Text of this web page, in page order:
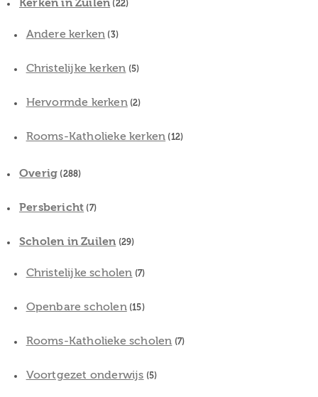
(22)
Andere kerken (3)
Christelijke kerken (5)
Hervormde kerken(2)
Rooms-Katholieke kerken (12)
Overig (288)
Persbericht (7)
Scholen in Zuilen (29)
Christelijke scholen (7)
Openbare scholen(15)
Rooms-Katholieke scholen (7)
Voortgezet onderwijs (5)